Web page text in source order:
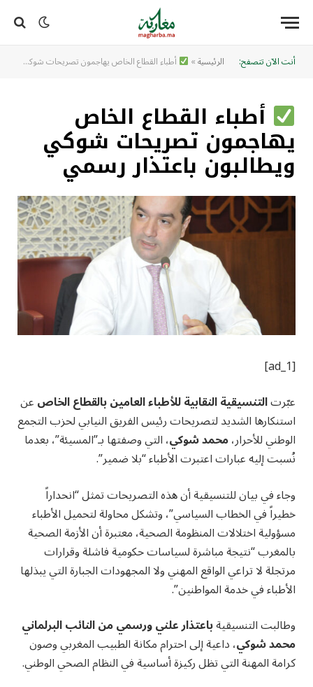
أنت الآن تتصفح: الرئيسية» أطباء القطاع الخاص يهاجمون تصريحات شوكي ويطالبون باعتذار رسمي
أطباء القطاع الخاص
يهاجمون تصريحات شوكي
ويطالبون باعتذار رسمي
[ad_1]
عبّرتالتنسيقية النقابية للأطباء العامين بالقطاع الخاصعن
استنكارها الشديد لتصريحات رئيس الفريق النيابي لحزب التجمع
الوطني للأحرار،محمد شوكي، التي وصفتها بـ”المسيئة”، بعدما
نُسبت إليه عبارات اعتبرت الأطباء “بلا ضمير”.
وجاء في بيان للتنسيقية أن هذه التصريحات تمثل “انحداراً
خطيراً في الخطاب السياسي”، وتشكل محاولة لتحميل الأطباء
مسؤولية اختلالات المنظومة الصحية، معتبرة أن الأزمة الصحية
بالمغرب “نتيجة مباشرة لسياسات حكومية فاشلة وقرارات
مرتجلة لا تراعي الواقع المهني ولا المجهودات الجبارة التي يبذلها
الأطباء في خدمة المواطنين”.
وطالبت التنسيقيةباعتذار علني ورسمي من النائب البرلماني
محمد شوكي، داعية إلى احترام مكانة الطبيب المغربي وصون
كرامة المهنة التي تظل ركيزة أساسية في النظام الصحي الوطني.